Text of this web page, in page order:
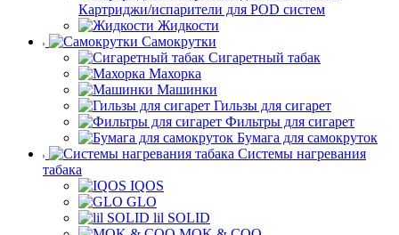
Картриджи/испарители для POD систем
Жидкости
Самокрутки
Сигаретный табак
Махорка
Машинки
Гильзы для сигарет
Фильтры для сигарет
Бумага для самокруток
Системы нагревания
табака
IQOS
GLO
lil SOLID